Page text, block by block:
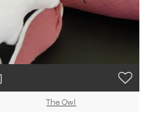
The Owl